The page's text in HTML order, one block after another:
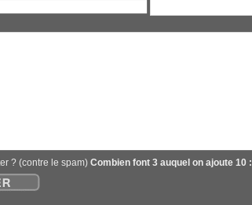
? (contre le spam) Combien font 3 auquel on ajoute 10 :